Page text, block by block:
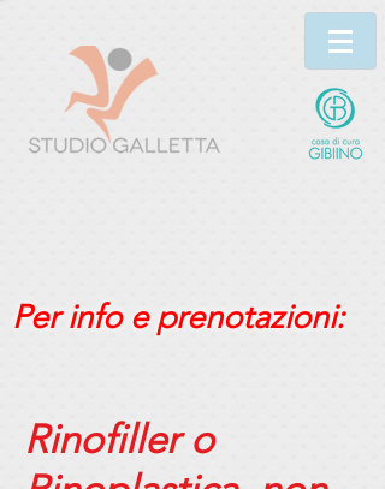
Per info e prenotazioni:
Rinofiller o